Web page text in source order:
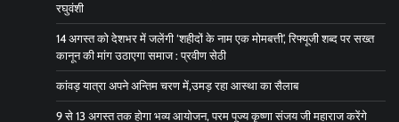
रघुवंशी
14 अगस्त को देशभर में जलेंगी ‘शहीदों के नाम एक मोमबत्ती’, रिफ्यूजी शब्द पर सख्त
कानून की मांग उठाएगा समाज : प्रवीण सेठी
कांवड़ यात्रा अपने अन्तिम चरण में,उमड़ रहा आस्था का सैलाब
9 से 13 अगस्त तक होगा भव्य आयोजन, परम पूज्य कृष्णा संजय जी महाराज करेंगे